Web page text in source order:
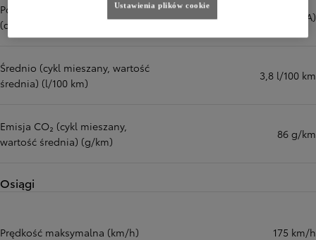
Poziom hałasu podczas jazdy
(dB(A))
70,0 dB(A)
Średnio (cykl mieszany, wartość
średnia) (l/100 km)
3,8 l/100 km
Emisja CO₂ (cykl mieszany,
wartość średnia) (g/km)
86 g/km
Osiągi
Prędkość maksymalna (km/h) 175 km/h
Ustawienia plików cookie